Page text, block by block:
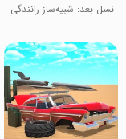
نسل بعد: شبیه‌ساز رانندگی